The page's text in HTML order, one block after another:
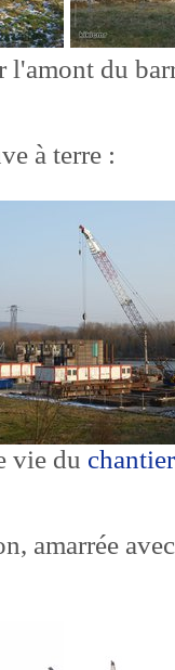
l'amont du
à terre :
vie du chantier
amarrée